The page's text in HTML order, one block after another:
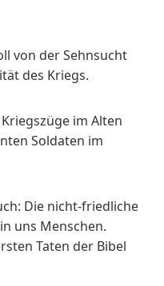
von der Sehnsucht
des Kriegs.
im Alten
Soldaten im
Die nicht-friedliche
uns Menschen.
Taten der Bibel